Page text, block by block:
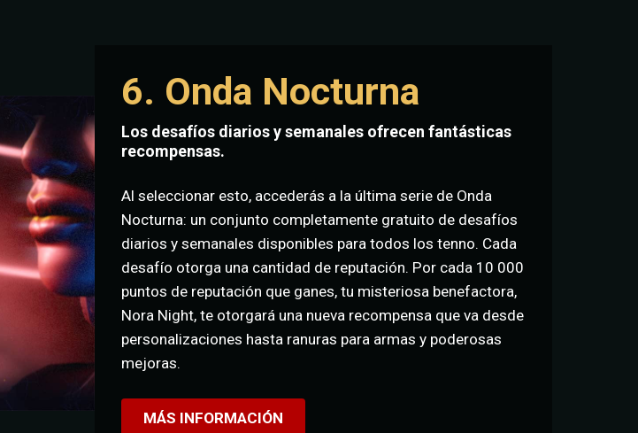
6. Onda Nocturna
Los desafíos diarios y semanales ofrecen fantásticas
recompensas.
Al seleccionar esto, accederás a la última serie de Onda
Nocturna: un conjunto completamente gratuito de desafíos
diarios y semanales disponibles para todos los tenno. Cada
desafío otorga una cantidad de reputación. Por cada 10 000
puntos de reputación que ganes, tu misteriosa benefactora,
Nora Night, te otorgará una nueva recompensa que va desde
personalizaciones hasta ranuras para armas y poderosas
mejoras.
MÁS INFORMACIÓN